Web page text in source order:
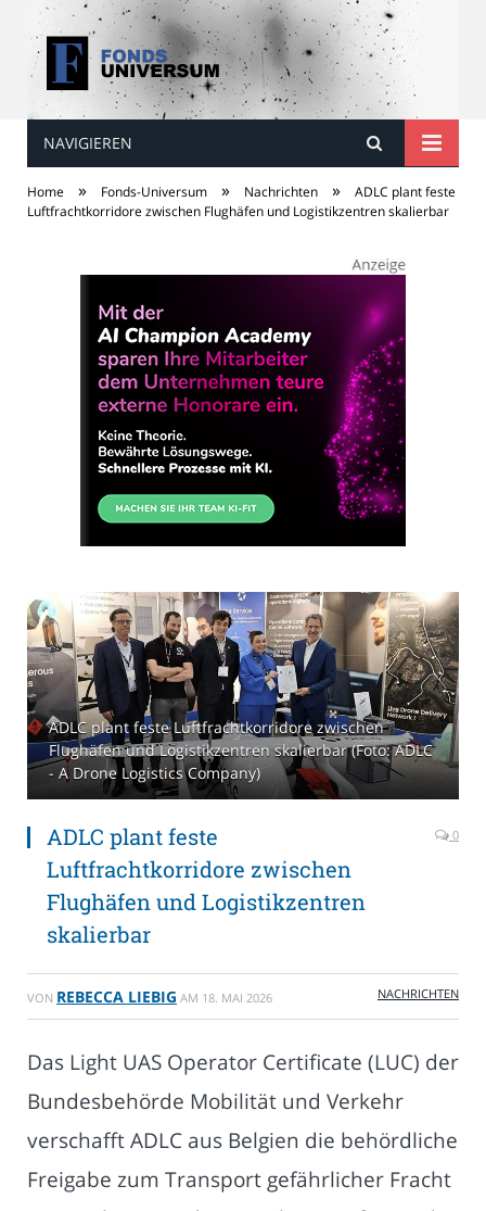
Fonds Universum
NAVIGIEREN
Home » Fonds-Universum » Nachrichten »
ADLC plant feste
Luftfrachtkorridore zwischen Flughäfen und Logistikzentren skalierbar
ADLC plant feste Luftfrachtkorridore zwischen
Flughäfen und Logistikzentren skalierbar (Foto: ADLC
- A Drone Logistics Company)
ADLC plant feste
Luftfrachtkorridore zwischen
Flughäfen und Logistikzentren
skalierbar
0
VON REBECCA LIEBIG AM 18. MAI 2026 NACHRICHTEN
Das Light UAS Operator Certificate (LUC) der
Bundesbehörde Mobilität und Verkehr
verschafft ADLC aus Belgien die behördliche
Freigabe zum Transport gefährlicher Fracht